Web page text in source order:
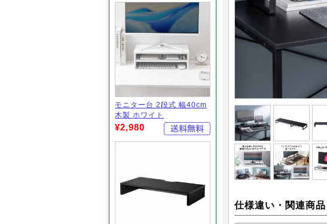
モニター台 2段式 幅40cm
木製 ホワイト
¥2,980
仕様違い・関連商品